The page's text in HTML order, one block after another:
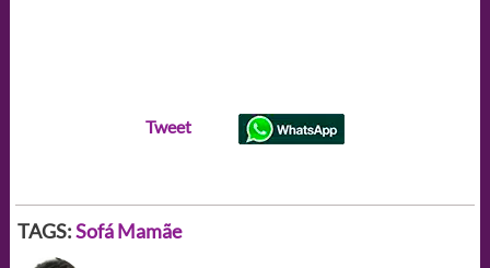
Tweet
TAGS:Sofá Mamãe